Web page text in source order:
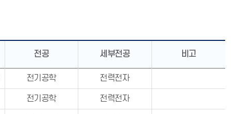
전공 세부전공 비고
전기공학 전력전자
전기공학 전력전자